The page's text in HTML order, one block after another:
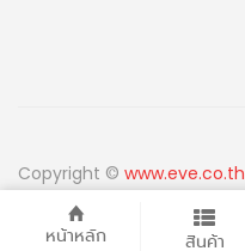
Copyright © www.eve.co.th
หน้าหลัก สินค้า